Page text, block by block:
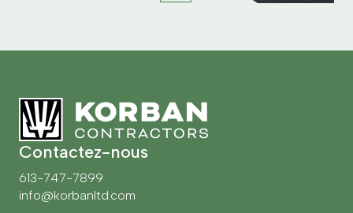
Contactez-nous
613-747-7899
info@korbanltd.com